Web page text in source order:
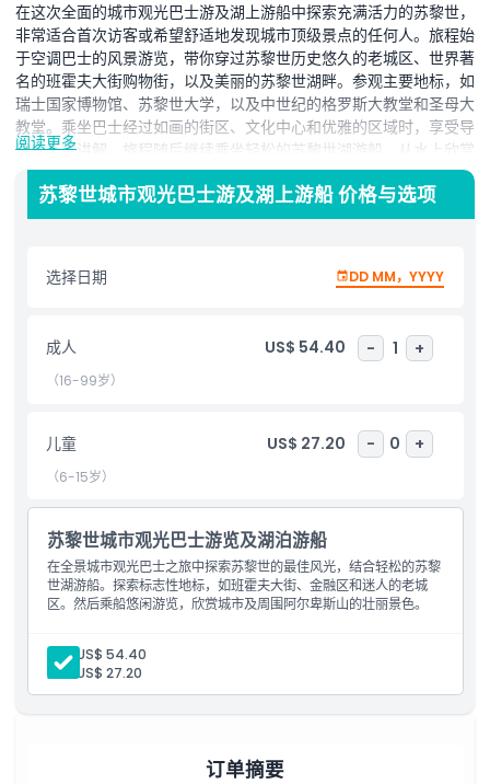
在这次全面的城市观光巴士游及湖上游船中探索充满活力的苏黎世，
非常适合首次访客或希望舒适地发现城市顶级景点的任何人。旅程始
于空调巴士的风景游览，带你穿过苏黎世历史悠久的老城区、世界著
名的班霍夫大街购物街，以及美丽的苏黎世湖畔。参观主要地标，如
瑞士国家博物馆、苏黎世大学，以及中世纪的格罗斯大教堂和圣母大
教堂。乘坐巴士经过如画的街区、文化中心和优雅的区域时，享受导
游的丰富讲解。旅程随后继续乘坐轻松的苏黎世湖游船，从水上欣赏
城市天际线和周围阿尔卑斯山的壮丽景色。巴士和游船的结合让您体
验苏黎世城市魅力与自然美景的精华。不论您时间有限，还是寻求一
种轻松的城市探索方式，这次旅游都能完美平衡观光与休闲。无论是
用您瑞士之旅的必选体验。
亮点
需要了解的事项
位置
取消政策
阅读更多
苏黎世城市观光巴士游及湖上游船 价格与选项
选择日期 DD MM，YYYY
成人 US$ 54.40 - 1 +
（16-99岁）
儿童 US$ 27.20 - 0 +
（6-15岁）
苏黎世城市观光巴士游览及湖泊游船
在全景城市观光巴士之旅中探索苏黎世的最佳风光，结合轻松的苏黎
世湖游船。探索标志性地标，如班霍夫大街、金融区和迷人的老城
区。然后乘船悠闲游览，欣赏城市及周围阿尔卑斯山的壮丽景色。
成人: US$ 54.40
儿童:
US$ 27.20
订单摘要